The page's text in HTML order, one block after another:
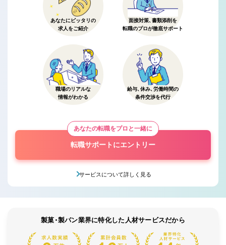
あなたにピッタリの
求人をご紹介
面接対策、書類添削を
転職のプロが徹底サポート
職場のリアルな
情報がわかる
給与、休み、労働時間の
条件交渉を代行
あなたの転職をプロと一緒に
転職サポートにエントリー
サービスについて詳しく見る
製菓・製パン業界に特化した人材サービスだから